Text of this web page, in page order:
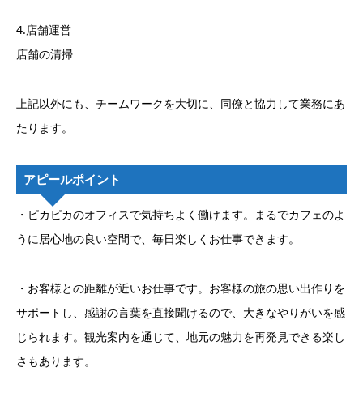
4.店舗運営
店舗の清掃
上記以外にも、チームワークを大切に、同僚と協力して業務にあ
たります。
アピールポイント
・ピカピカのオフィスで気持ちよく働けます。まるでカフェのよ
うに居心地の良い空間で、毎日楽しくお仕事できます。
・お客様との距離が近いお仕事です。お客様の旅の思い出作りを
サポートし、感謝の言葉を直接聞けるので、大きなやりがいを感
じられます。観光案内を通じて、地元の魅力を再発見できる楽し
さもあります。